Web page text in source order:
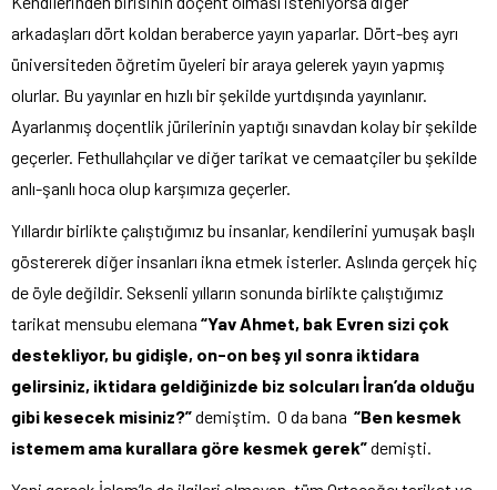
arkadaşları dört koldan beraberce yayın yaparlar. Dört-beş ayrı
üniversiteden öğretim üyeleri bir araya gelerek yayın yapmış
olurlar. Bu yayınlar en hızlı bir şekilde yurtdışında yayınlanır.
Ayarlanmış doçentlik jürilerinin yaptığı sınavdan kolay bir şekilde
geçerler. Fethullahçılar ve diğer tarikat ve cemaatçiler bu şekilde
anlı-şanlı hoca olup karşımıza geçerler.
Yıllardır birlikte çalıştığımız bu insanlar, kendilerini yumuşak başlı
göstererek diğer insanları ikna etmek isterler. Aslında gerçek hiç
de öyle değildir. Seksenli yılların sonunda birlikte çalıştığımız
tarikat mensubu elemana “Yav Ahmet, bak Evren sizi çok
destekliyor, bu gidişle, on-on beş yıl sonra iktidara
gelirsiniz, iktidara geldiğinizde biz solcuları İran’da olduğu
gibi kesecek misiniz?”demiştim. O da bana “Ben kesmek
istemem ama kurallara göre kesmek gerek”demişti.